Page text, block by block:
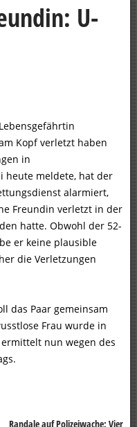
U-
Kopf verletzt haben
in
heute meldete, hat der
alarmiert,
Freundin verletzt in der
hatte. Obwohl der 52-
er keine plausible
die Verletzungen
das Paar gemeinsam
Frau wurde in
nun wegen des
Randale auf Polizeiwache: Vier